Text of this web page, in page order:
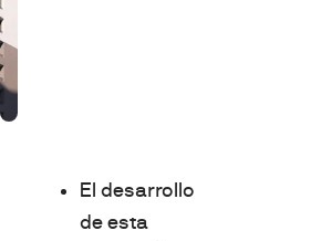
El desarrollo
de esta